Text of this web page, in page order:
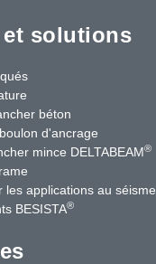
solutions
béton
d'ancrage
mince DELTABEAM®
les applications au séisme
BESISTA®